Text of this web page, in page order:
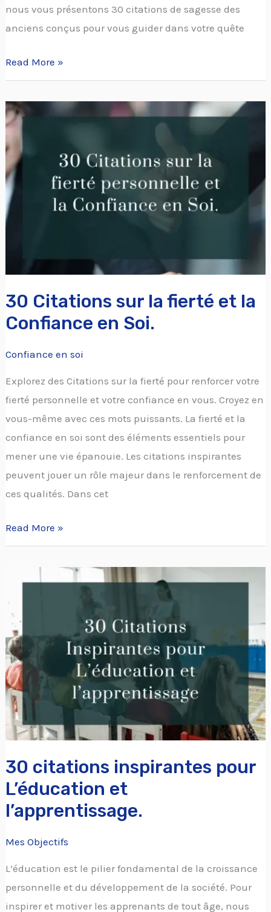
nous vous présentons 30 citations de sagesse des
anciens conçus pour vous guider dans votre quête
Read More »
30 Citations sur la fierté et la
Confiance en Soi.
Confiance en soi
Explorez des Citations sur la fierté pour renforcer votre
fierté personnelle et votre confiance en vous. Croyez en
vous-même avec ces mots puissants. La fierté et la
confiance en soi sont des éléments essentiels pour
mener une vie épanouie. Les citations inspirantes
peuvent jouer un rôle majeur dans le renforcement de
ces qualités. Dans cet
30
Citations
sur
la
fierté
et
la
Soi.
Read More »
30 citations inspirantes pour
L’éducation et
l’apprentissage.
Mes Objectifs
L’éducation est le pilier fondamental de la croissance
personnelle et du développement de la société. Pour
inspirer et motiver les apprenants de tout âge, nous
inspirantes
pour
L’éducation
et
l’apprentissage.